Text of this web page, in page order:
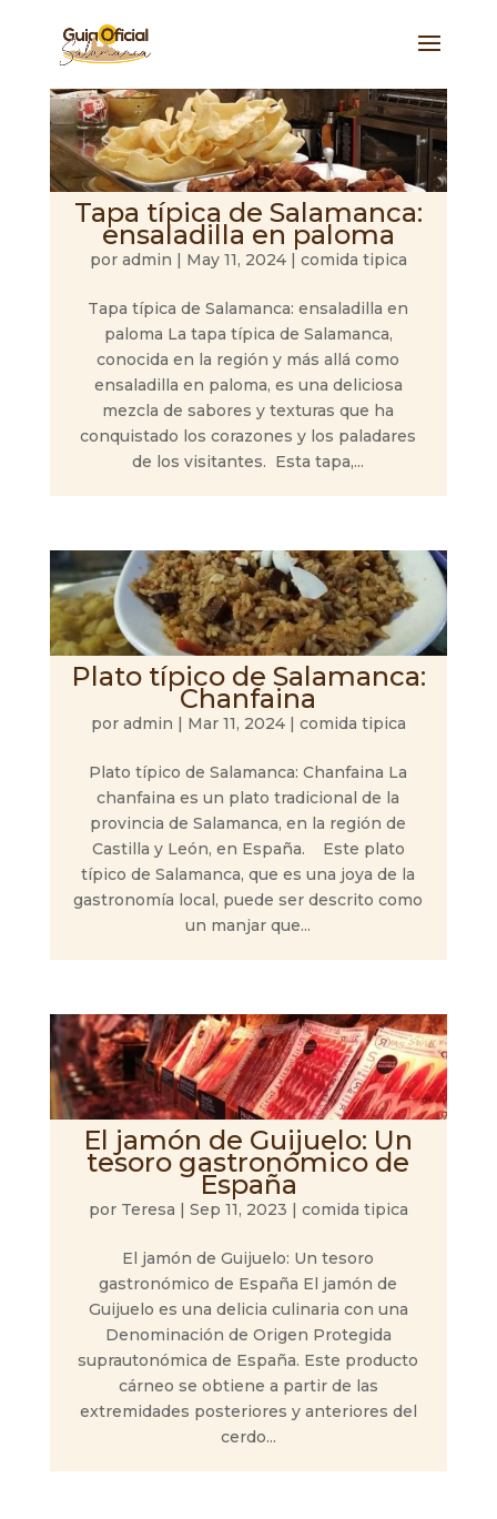
Tapa típica de Salamanca:
ensaladilla en paloma
por admin | May 11, 2024| comida tipica
Tapa típica de Salamanca: ensaladilla en
paloma La tapa típica de Salamanca,
conocida en la región y más allá como
ensaladilla en paloma, es una deliciosa
mezcla de sabores y texturas que ha
conquistado los corazones y los paladares
de los visitantes. Esta tapa,...
Plato típico de Salamanca:
Chanfaina
por admin | Mar 11, 2024| comida tipica
Plato típico de Salamanca: Chanfaina La
chanfaina es un plato tradicional de la
provincia de Salamanca, en la región de
Castilla y León, en España. Este plato
típico de Salamanca, que es una joya de la
gastronomía local, puede ser descrito como
un manjar que...
El jamón de Guijuelo: Un
tesoro gastronómico de
España
por Teresa | Sep 11, 2023 | comida tipica
El jamón de Guijuelo: Un tesoro
gastronómico de España El jamón de
Guijuelo es una delicia culinaria con una
Denominación de Origen Protegida
suprautonómica de España. Este producto
cárneo se obtiene a partir de las
extremidades posteriores y anteriores del
cerdo...